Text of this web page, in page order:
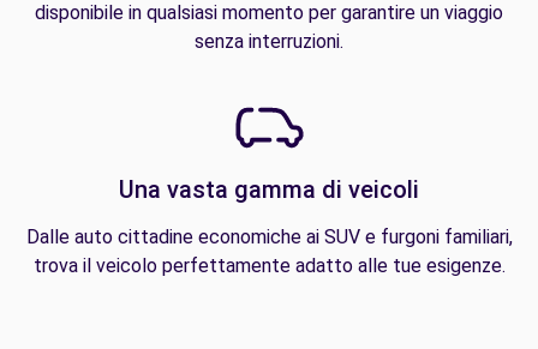
disponibile in qualsiasi momento per garantire un viaggio
senza interruzioni.
Una vasta gamma di veicoli
Dalle auto cittadine economiche ai SUV e furgoni familiari,
trova il veicolo perfettamente adatto alle tue esigenze.